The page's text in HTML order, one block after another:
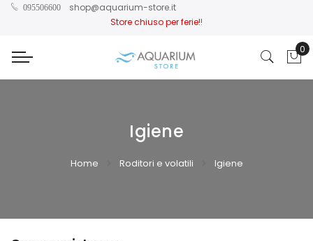
095506600
shop@aquarium-store.it
Store chiuso per ferie!!
0
Igiene
Home Roditori e volatili Igiene